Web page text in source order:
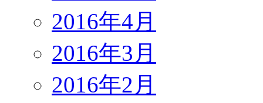
2016年4月
2016年3月
2016年2月